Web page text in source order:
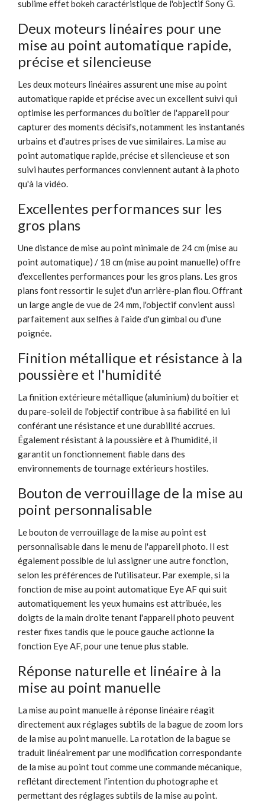
sublime effet bokeh caractéristique de l'objectif Sony G.
Deux moteurs linéaires pour une
mise au point automatique rapide,
précise et silencieuse
Les deux moteurs linéaires assurent une mise au point
automatique rapide et précise avec un excellent suivi qui
optimise les performances du boîtier de l'appareil pour
capturer des moments décisifs, notamment les instantanés
urbains et d'autres prises de vue similaires. La mise au
point automatique rapide, précise et silencieuse et son
suivi hautes performances conviennent autant à la photo
qu'à la vidéo.
Excellentes performances sur les
gros plans
Une distance de mise au point minimale de 24 cm (mise au
point automatique) / 18 cm (mise au point manuelle) offre
d'excellentes performances pour les gros plans. Les gros
plans font ressortir le sujet d'un arrière-plan flou. Offrant
un large angle de vue de 24 mm, l'objectif convient aussi
parfaitement aux selfies à l'aide d'un gimbal ou d'une
poignée.
Finition métallique et résistance à la
poussière et l'humidité
La finition extérieure métallique (aluminium) du boîtier et
du pare-soleil de l'objectif contribue à sa fiabilité en lui
conférant une résistance et une durabilité accrues.
Également résistant à la poussière et à l'humidité, il
garantit un fonctionnement fiable dans des
environnements de tournage extérieurs hostiles.
Bouton de verrouillage de la mise au
point personnalisable
Le bouton de verrouillage de la mise au point est
personnalisable dans le menu de l'appareil photo. Il est
également possible de lui assigner une autre fonction,
selon les préférences de l'utilisateur. Par exemple, si la
fonction de mise au point automatique Eye AF qui suit
automatiquement les yeux humains est attribuée, les
doigts de la main droite tenant l'appareil photo peuvent
rester fixes tandis que le pouce gauche actionne la
fonction Eye AF, pour une tenue plus stable.
Réponse naturelle et linéaire à la
mise au point manuelle
La mise au point manuelle à réponse linéaire réagit
directement aux réglages subtils de la bague de zoom lors
de la mise au point manuelle. La rotation de la bague se
traduit linéairement par une modification correspondante
de la mise au point tout comme une commande mécanique,
reflétant directement l'intention du photographe et
permettant des réglages subtils de la mise au point.